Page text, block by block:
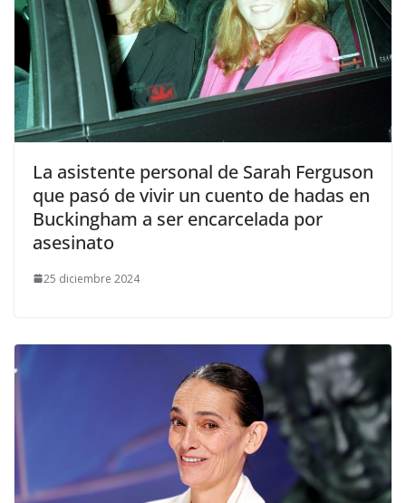
​La asistente personal de Sarah Ferguson
que pasó de vivir un cuento de hadas en
Buckingham a ser encarcelada por
asesinato
25 diciembre 2024